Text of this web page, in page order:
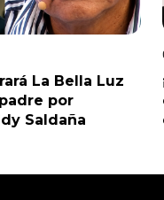
La Bella Luz
por
Saldaña